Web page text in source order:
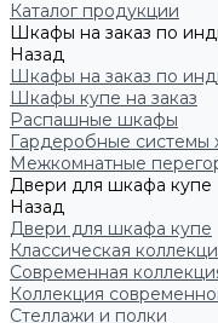
Каталог продукции
Шкафы на заказ по
Назад
Шкафы на заказ по
Шкафы купе на заказ
Распашные шкафы
Гардеробные системы
Межкомнатные
Двери для шкафа купе
Назад
Двери для шкафа купе
Классическая
Современная
Коллекция
Стеллажи и полки